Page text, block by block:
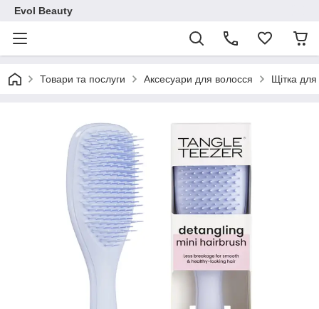
Evol Beauty
Товари та послуги Аксесуари для волосся Щітка